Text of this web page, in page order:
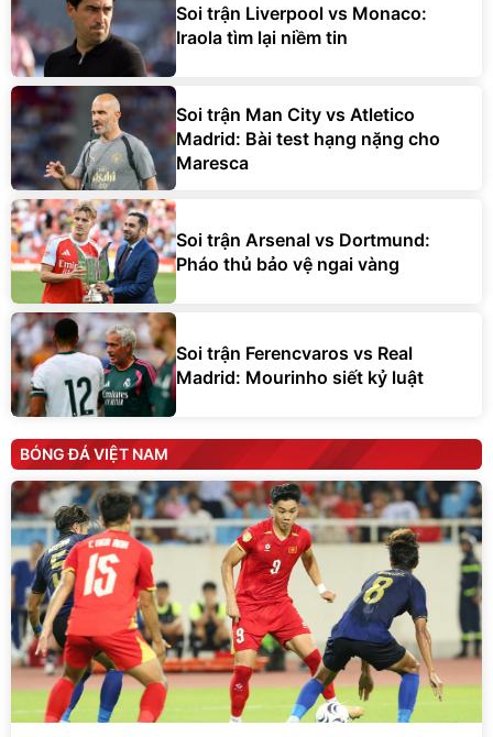
Soi trận Liverpool vs Monaco:
Iraola tìm lại niềm tin
Soi trận Man City vs Atletico
Madrid: Bài test hạng nặng cho
Maresca
Soi trận Arsenal vs Dortmund:
Pháo thủ bảo vệ ngai vàng
Soi trận Ferencvaros vs Real
Madrid: Mourinho siết kỷ luật
BÓNG ĐÁ VIỆT NAM